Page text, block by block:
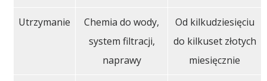
Utrzymanie
Chemia do wody,
system filtracji,
naprawy
Od kilkudziesięciu
do kilkuset złotych
miesięcznie